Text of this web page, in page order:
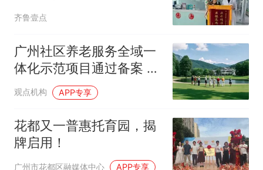
送锦旗致谢
齐鲁壹点
广州社区养老服务全域一
体化示范项目通过备案 总
投资超5亿元
观点机构 APP专享
花都又一普惠托育园，揭
牌启用！
广州市花都区融媒体中心 APP专享